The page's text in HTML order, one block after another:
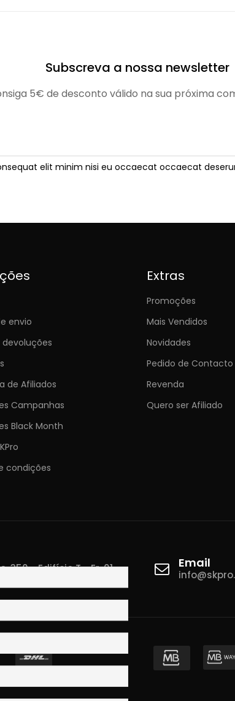
Subscreva a nossa newsletter
5€ de desconto válido na sua próxima
elit minim nisi eu occaecat occaecat
envio
de Afiliados
Campanhas
Black Month
condições
Extras
Promoções
Mais Vendidos
Novidades
Pedido de Contacto
Revenda
Quero ser Afiliado
350 - Edifício T - Fr. 01
Email